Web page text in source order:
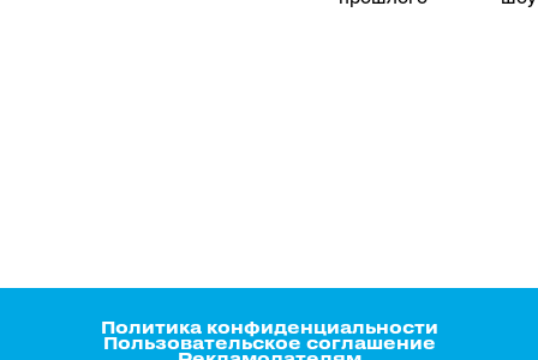
Политика конфиденциальности
Пользовательское соглашение